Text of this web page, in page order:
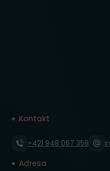
Kontakt
+421 948 067 358
Adresa